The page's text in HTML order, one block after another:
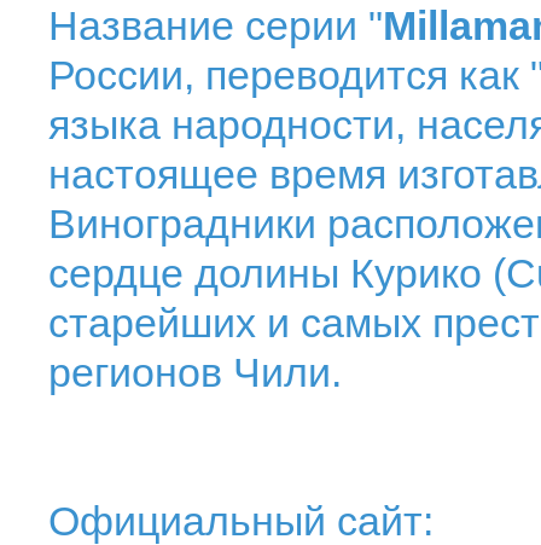
Название серии "
России, переводится
языка народности,
настоящее время
Виноградники
сердце долины Курико
старейших и самых
регионов Чили.
Официальный сайт: